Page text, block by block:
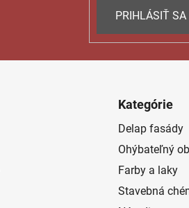
PRIHLÁSIŤ SA
Kategórie
Delap fasády
Ohýbateľný
Farby a laky
Stavebná